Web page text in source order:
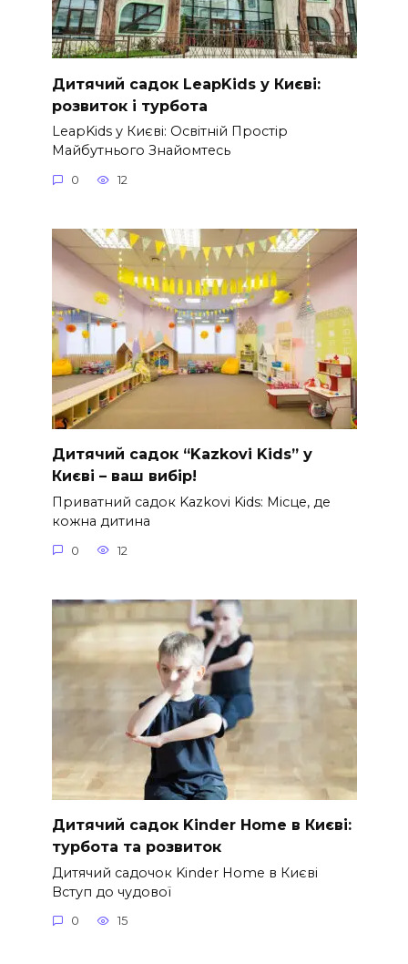
Дитячий садок LeapKids у Києві:
розвиток і турбота
LeapKids у Києві: Освітній Простір
Майбутнього Знайомтесь
0 12
Дитячий садок “Kazkovi Kids” у
Києві – ваш вибір!
Приватний садок Kazkovi Kids: Місце, де
кожна дитина
0 12
Дитячий садок Kinder Home в Києві:
турбота та розвиток
Дитячий садочок Kinder Home в Києві
Вступ до чудової
0 15